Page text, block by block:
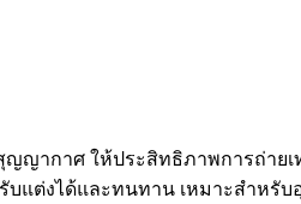
ากาศ ให้ประสิทธิภาพการถ่าย
แต่งได้และทนทาน เหมาะสำหรั